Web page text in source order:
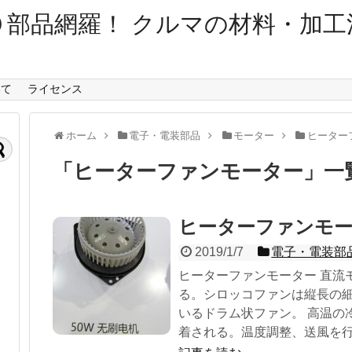
部品網羅！ クルマの材料・加工
ライセンス
ホーム 電子・電装部品 モーター ヒーター
「 ヒーターファンモーター 」 一
ヒーターファンモ
2019/1/7 電子・電装部
ヒーターファンモーター 直
る。シロッコファンは縦長の
いるドラム状ファン。 高温の
着される。温度調整、送風を